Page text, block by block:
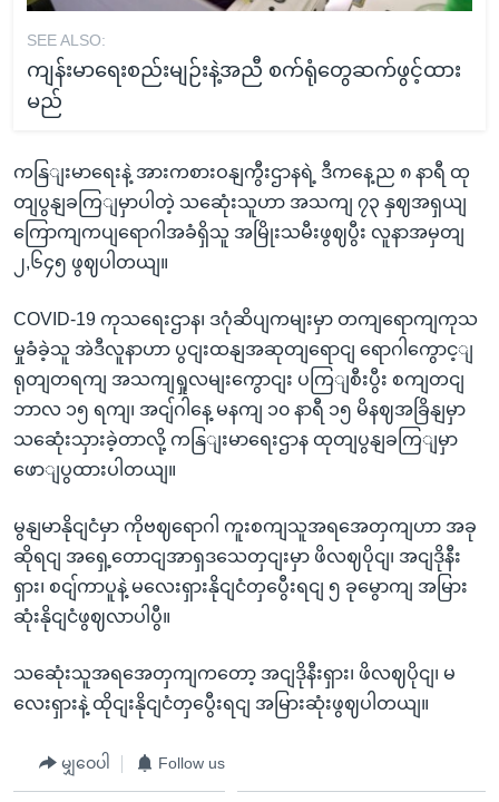
SEE ALSO:
ကျန်းမာရေးစည်းမျဉ်းနဲ့အညီ စက်ရုံတွေဆက်ဖွင့်ထား
မည်
ကနြျးမာရေးနဲ့ အားကစားဝနျကွီးဌာနရဲ့ ဒီကနေ့ည ၈ နာရီ ထု
တျပွနျခကြျမှာပါတဲ့ သဆေုံးသူဟာ အသကျ ၇၃ နှဈအရှယျ
ကြောကျကပျရောဂါအခံရှိသူ အမြိုးသမီးဖွဈပွီး လူနာအမှတျ
၂,၆၄၅ ဖွဈပါတယျ။
COVID-19 ကုသရေးဌာန၊ ဒဂုံဆိပျကမျးမှာ တကျရောကျကုသ
မှုခံခဲ့သူ အဲဒီလူနာဟာ ပွငျးထနျအဆုတျရောငျ ရောဂါကွောင့ျ
ရုတျတရကျ အသကျရှုလမျးကွောငျး ပကြျစီးပွီး စကျတငျ
ဘာလ ၁၅ ရကျ၊ အငျ်ဂါနေ့ မနကျ ၁၀ နာရီ ၁၅ မိနဈအခြိနျမှာ
သဆေုံးသှားခဲ့တာလို့ ကနြျးမာရေးဌာန ထုတျပွနျခကြျမှာ
ဖောျပွထားပါတယျ။
မွနျမာနိုငျငံမှာ ကိုဗဈရောဂါ ကူးစကျသူအရအေတှကျဟာ အခု
ဆိုရငျ အရှေ့တောငျအာရှဒသေတှငျးမှာ ဖိလဈပိုငျ၊ အငျဒိုနီး
ရှား၊ စငျ်ကာပူနဲ့ မလေးရှားနိုငျငံတှပွေီးရငျ ၅ ခုမွောကျ အမြား
ဆုံးနိုငျငံဖွဈလာပါပွီ။
သဆေုံးသူအရအေတှကျကတော့ အငျဒိုနီးရှား၊ ဖိလဈပိုငျ၊ မ
လေးရှားနဲ့ ထိုငျးနိုငျငံတှပွေီးရငျ အမြားဆုံးဖွဈပါတယျ။
မျှဝေပါ Follow us